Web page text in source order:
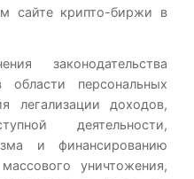
сайте крипто-биржи в
законодательства
области персональных
легализации доходов,
деятельности,
и финансированию
уничтожения,